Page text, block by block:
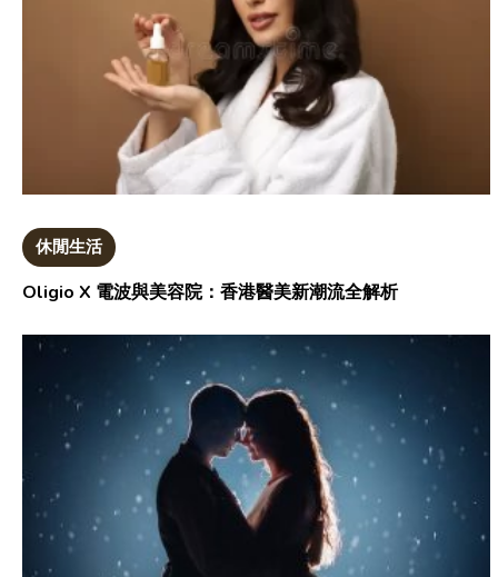
休閒生活
Oligio X 電波與美容院：香港醫美新潮流全解析